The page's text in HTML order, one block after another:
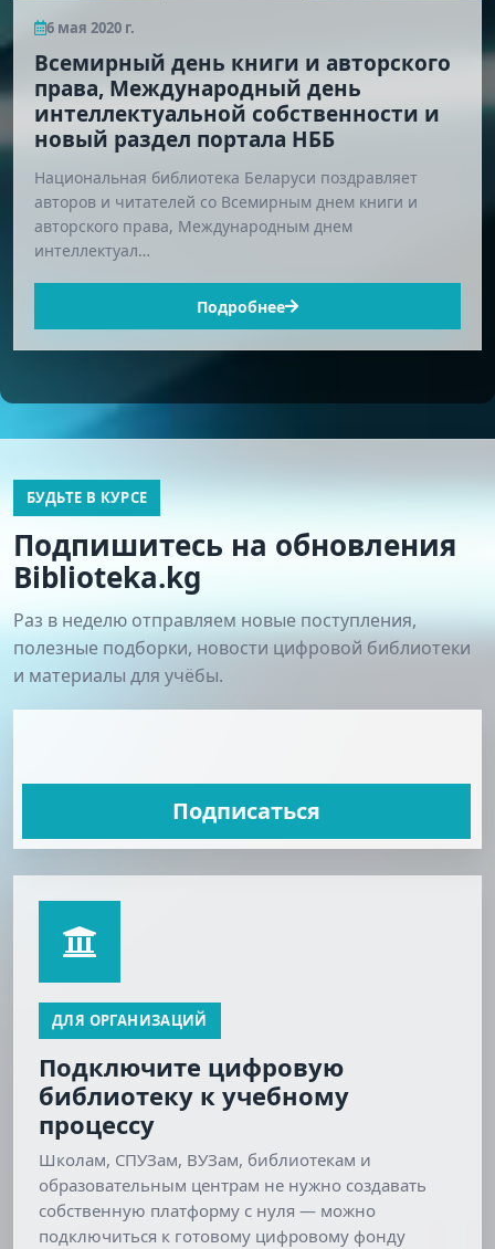
6 мая 2020 г.
Всемирный день книги и авторского
права, Международный день
интеллектуальной собственности и
новый раздел портала НББ
Национальная библиотека Беларуси поздравляет
авторов и читателей со Всемирным днем книги и
авторского права, Международным днем
интеллектуал…
Подробнее
БУДЬТЕ В КУРСЕ
Подпишитесь на обновления
Biblioteka.kg
Раз в неделю отправляем новые поступления,
полезные подборки, новости цифровой библиотеки
и материалы для учёбы.
Подписаться
ДЛЯ ОРГАНИЗАЦИЙ
Подключите цифровую
библиотеку к учебному
процессу
Школам, СПУЗам, ВУЗам, библиотекам и
образовательным центрам не нужно создавать
собственную платформу с нуля — можно
подключиться к готовому цифровому фонду